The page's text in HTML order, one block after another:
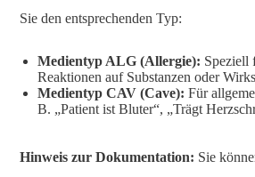
Sie den entsprechenden Typ:
Medientyp ALG (Allergie): Speziell
Reaktionen auf Substanzen oder
Medientyp CAV (Cave): Für
B. „Patient ist Bluter“, „Trägt
Hinweis zur Dokumentation: Sie